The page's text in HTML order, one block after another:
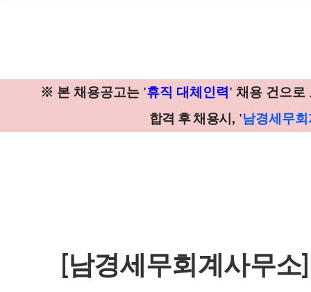
※ 본 채용공고는 '휴직 대체인력 ' 채용 건으로
합격 후 채용시 , '남경세무
[남경세무회계사무